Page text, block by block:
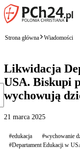
Strona główna Wiadomości
Likwidacja
USA. Biskupi
wychowują
21 marca 2025
#edukacja #wychowanie
#Departament Edukacji w